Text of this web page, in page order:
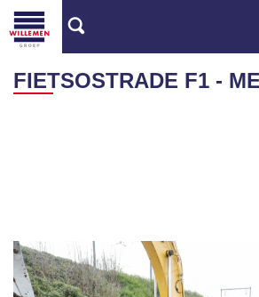
FIETSOSTRADE F1 -